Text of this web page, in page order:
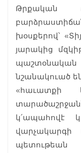
Թրքական
խօսքերով՝
յարակից
նշանակուած
«հաւատքի
կ՛ապահովէ
պետութեան